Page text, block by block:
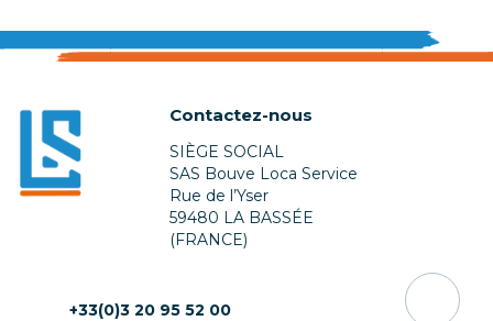
Contactez-nous
SIÈGE SOCIAL
SAS Bouve Loca Service
Rue de l’Yser
59480 LA BASSÉE
(FRANCE)
+33(0)3 20 95 52 00